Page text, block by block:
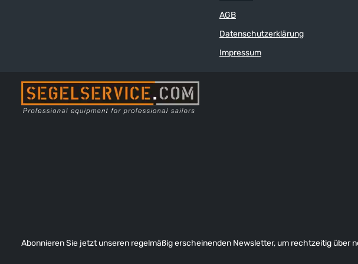
Spandex, sehr bequemer, ergonomischer
Schnitt. So bestimmen Sie die für Sie
richtige Handschuhgröße: Messen Sie die
Breite der Handinnenfläche zwischen
dieses Maß in cm angegeben:
Handschuhgröße: Junior M Junior L XS S M
AGB
Datenschutzerklärung
Impressum
Abonnieren Sie jetzt unseren regelmäßig erscheinenden Newsletter, um rechtzeitig über